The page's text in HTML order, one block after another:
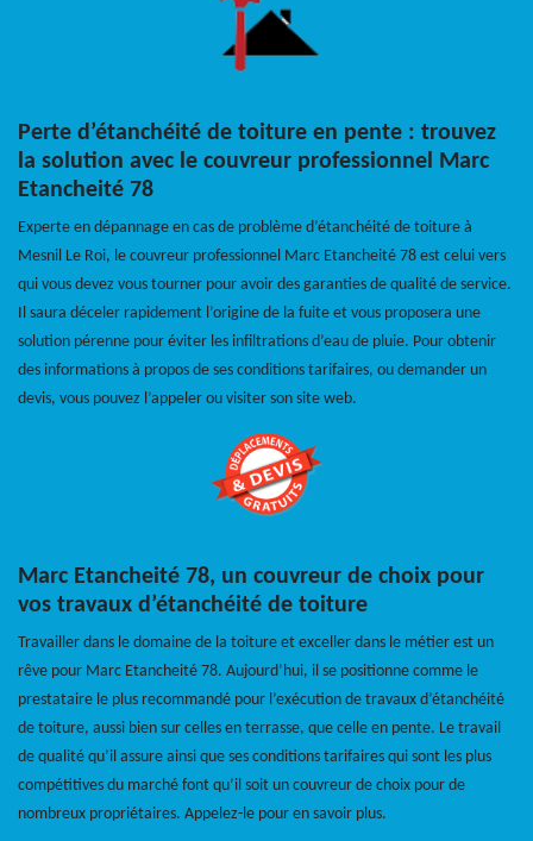
Perte d’étanchéité de toiture en pente : trouvez
la solution avec le couvreur professionnel Marc
Etancheité 78
Experte en dépannage en cas de problème d’étanchéité de toiture à
Mesnil Le Roi, le couvreur professionnel Marc Etancheité 78 est celui vers
qui vous devez vous tourner pour avoir des garanties de qualité de service.
Il saura déceler rapidement l’origine de la fuite et vous proposera une
solution pérenne pour éviter les infiltrations d’eau de pluie. Pour obtenir
des informations à propos de ses conditions tarifaires, ou demander un
devis, vous pouvez l’appeler ou visiter son site web.
Marc Etancheité 78, un couvreur de choix pour
vos travaux d’étanchéité de toiture
Travailler dans le domaine de la toiture et exceller dans le métier est un
rêve pour Marc Etancheité 78. Aujourd’hui, il se positionne comme le
prestataire le plus recommandé pour l’exécution de travaux d’étanchéité
de toiture, aussi bien sur celles en terrasse, que celle en pente. Le travail
de qualité qu’il assure ainsi que ses conditions tarifaires qui sont les plus
compétitives du marché font qu’il soit un couvreur de choix pour de
nombreux propriétaires. Appelez-le pour en savoir plus.